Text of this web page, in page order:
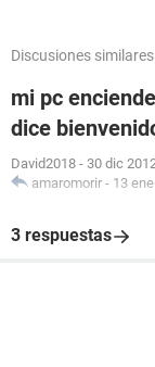
Discusiones similares
mi pc
dice
David2018 - 30 dic
amaromorir - 13
3 respuestas